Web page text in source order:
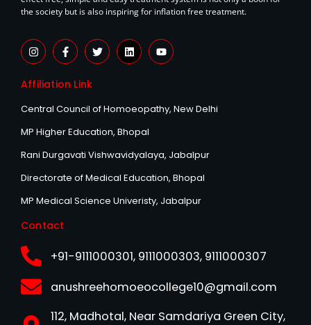
the society but is also inspiring for inflation free treatment.
I
n
s
a
r
a
m
F
a
c
b
o
k
-
T
w
i
r
L
i
n
i
n
Y
o
u
e
Affiliation Link
Central Council of Homoeopathy, New Delhi
MP Higher Education, Bhopal
Rani Durgavati Vishwavidyalaya, Jabalpur
Directorate of Medical Education, Bhopal
MP Medical Science Univeristy, Jabalpur
Contact
+91-9111000301, 9111000303, 9111000307
anushreehomoeocollege10@gmail.com
112, Madhotal, Near Samdariya Green City,